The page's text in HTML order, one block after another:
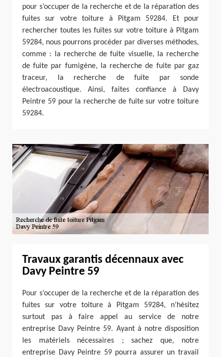
pour s’occuper de la recherche et de la réparation des
fuites sur votre toiture à Pitgam 59284. Et pour
rechercher toutes les fuites sur votre toiture à Pitgam
59284, nous pourrons procéder par diverses méthodes,
comme : la recherche de fuite visuelle, la recherche
de fuite par fumigène, la recherche de fuite par gaz
traceur, la recherche de fuite par sonde
électroacoustique. Ainsi, faites confiance à Davy
Peintre 59 pour la recherche de fuite sur votre toiture
59284.
Travaux garantis décennaux avec
Davy Peintre 59
Pour s’occuper de la recherche et de la réparation des
fuites sur votre toiture à Pitgam 59284, n’hésitez
surtout pas à faire appel au service de notre
entreprise Davy Peintre 59. Ayant à notre disposition
les matériels nécessaires ; sachez que, notre
entreprise Davy Peintre 59 pourra assurer un travail